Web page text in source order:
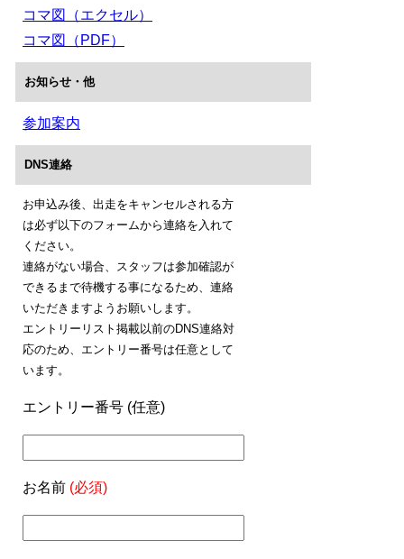
コマ図（エクセル）
コマ図（PDF）
お知らせ・他
参加案内
DNS連絡
お申込み後、出走をキャンセルされる方
は必ず以下のフォームから連絡を入れて
ください。
連絡がない場合、スタッフは参加確認が
できるまで待機する事になるため、連絡
いただきますようお願いします。
エントリーリスト掲載以前のDNS連絡対
応のため、エントリー番号は任意として
います。
エントリー番号 (任意)
お名前 (必須)